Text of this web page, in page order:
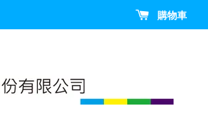
購物車